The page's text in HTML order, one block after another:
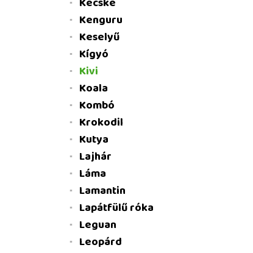
Kenguru
Keselyű
Kígyó
Kivi
Koala
Kombó
Krokodil
Kutya
Lajhár
Láma
Lamantin
Lapátfülű róka
Leguan
Leopárd